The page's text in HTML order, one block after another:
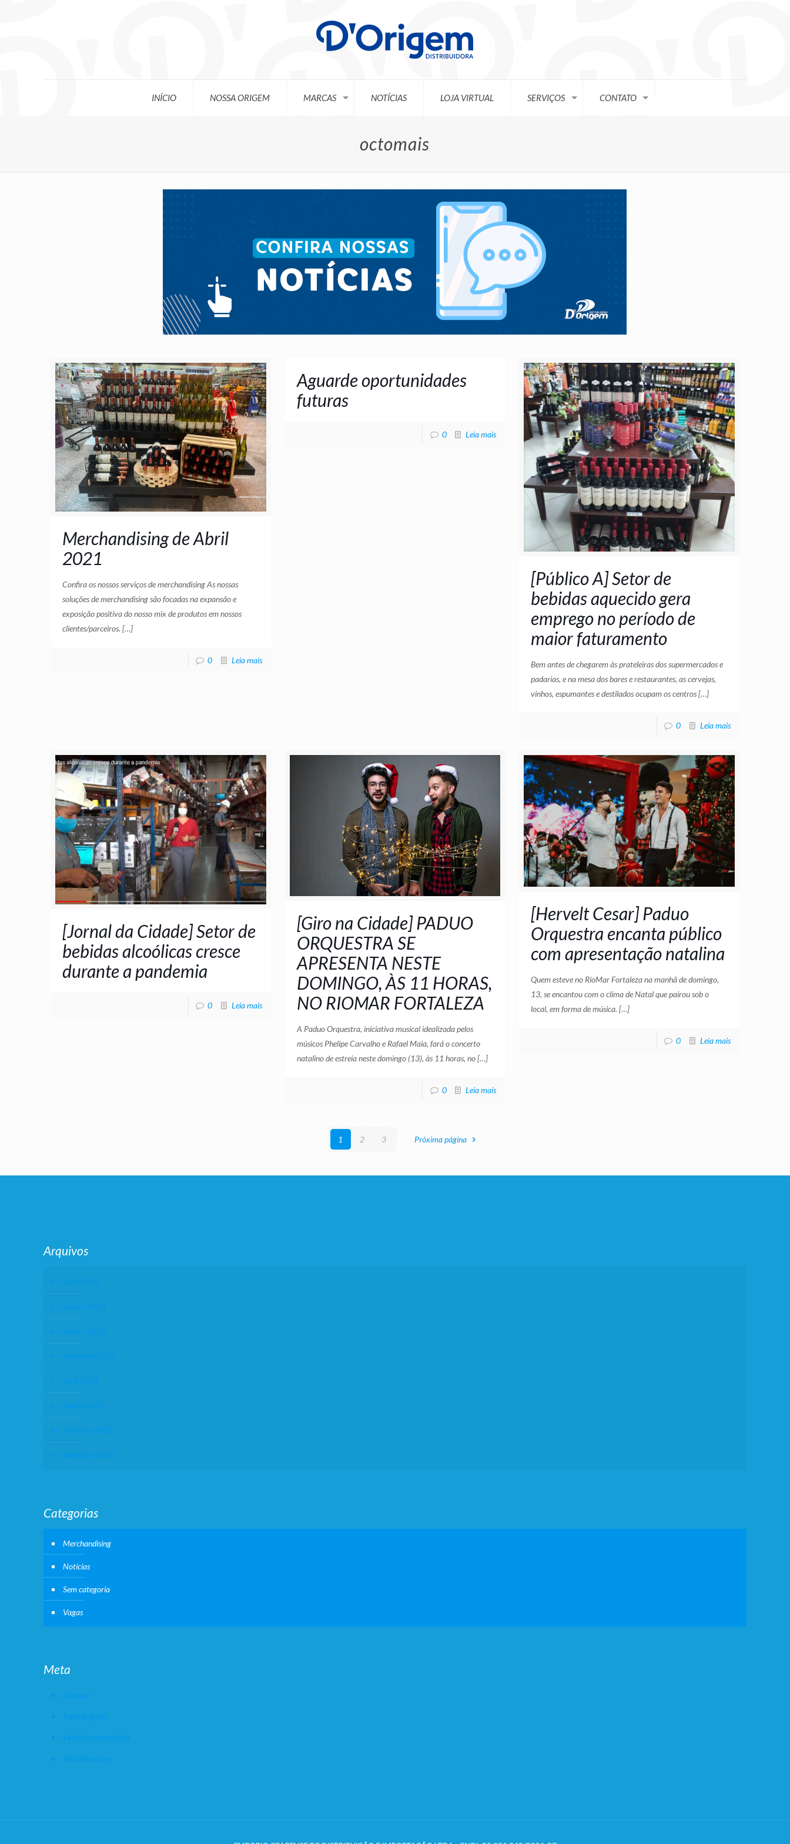
INÍCIO NOSSA ORIGEM MARCAS NOTÍCIAS LOJA VIRTUAL SERVIÇOS CONTATO
octomais
Merchandising de Abril
2021
Confira os nossos serviços de merchandising As nossas
soluções de merchandising são focadas na expansão e
exposição positiva do nosso mix de produtos em nossos
clientes/parceiros. […]
0 Leia mais
Aguarde oportunidades
futuras
0 Leia mais
[Público A] Setor de
bebidas aquecido gera
emprego no período de
maior faturamento
Bem antes de chegarem às prateleiras dos supermercados e
padarias, e na mesa dos bares e restaurantes, as cervejas,
vinhos, espumantes e destilados ocupam os centros[…]
0 Leia mais
[Jornal da Cidade] Setor de
bebidas alcoólicas cresce
durante a pandemia
0 Leia mais
[Giro na Cidade] PADUO
ORQUESTRA SE
APRESENTA NESTE
DOMINGO, ÀS 11 HORAS,
NO RIOMAR FORTALEZA
A Paduo Orquestra, iniciativa musical idealizada pelos
músicos Phelipe Carvalho e Rafael Maia, fará o concerto
natalino de estreia neste domingo (13), às 11 horas, no[…]
0 Leia mais
[Hervelt Cesar] Paduo
Orquestra encanta público
com apresentação natalina
Quem esteve no RioMar Fortaleza na manhã de domingo,
13, se encantou com o clima de Natal que pairou sob o
local, em forma de música. […]
0 Leia mais
1 2 3 Próxima página
Arquivos
julho 2026
janeiro 2023
janeiro 2022
dezembro 2021
abril 2021
março 2021
fevereiro 2021
dezembro 2020
Categorias
Merchandising
Notícias
Sem categoria
Vagas
Meta